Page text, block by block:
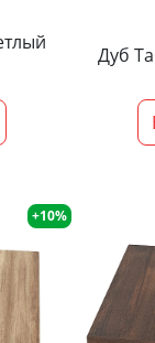
Дуб
+10%